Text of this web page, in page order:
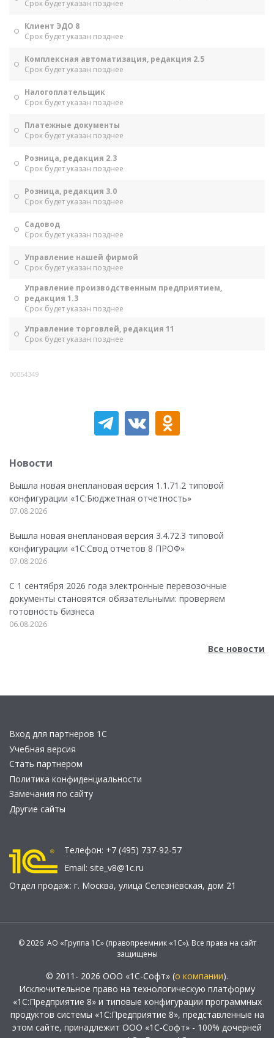
Срок будет указан позднее
Клиент ЭДО 8
Срок будет указан позднее
Комплексная автоматизация, редакция 2.5
Срок будет указан позднее
Налогоплательщик
Срок будет указан позднее
Платежные документы
Срок будет указан позднее
Розница, редакция 2.3
Срок будет указан позднее
Розница, редакция 3.0
Срок будет указан позднее
Садовод
Срок будет указан позднее
Управление нашей фирмой
Срок будет указан позднее
Управление производственным предприятием,
редакция 1.3
Срок будет указан позднее
Управление торговлей, редакция 11
Срок будет указан позднее
00054349
Новости
Вышла новая внеплановая версия 1.1.71.2 типовой
конфигурации «1C:Бюджетная отчетность»
07.08.2026
Вышла новая внеплановая версия 3.4.72.3 типовой
конфигурации «1C:Свод отчетов 8 ПРОФ»
07.08.2026
С 1 сентября 2026 года электронные перевозочные
документы становятся обязательными: проверяем
готовность бизнеса
06.08.2026
Все новости
Вход для партнеров 1С
Учебная версия
Стать партнером
Политика конфиденциальности
Замечания по сайту
Другие сайты
Телефон: +7 (495) 737-92-57
Email: site_v8@1c.ru
Отдел продаж: г. Москва, улица Селезнёвская, дом 21
© 2026 АО «Группа 1С» (правопреемник «1С»). Все права на сайт
защищены
© 2011- 2026 ООО «1С-Софт» (о компании).
Исключительное право на технологическую платформу
«1С:Предприятие 8» и типовые конфигурации программных
продуктов системы «1С:Предприятие 8», представленные на
этом сайте, принадлежит ООО «1С-Софт» - 100% дочерней